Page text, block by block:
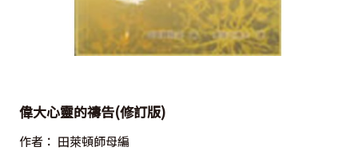
偉大心靈的禱告(修訂版)
作者： 田萊頓師母編